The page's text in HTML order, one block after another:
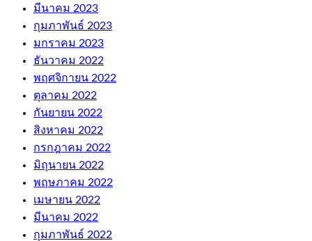
มีนาคม 2023
กุมภาพันธ์ 2023
มกราคม 2023
ธันวาคม 2022
พฤศจิกายน 2022
ตุลาคม 2022
กันยายน 2022
สิงหาคม 2022
กรกฎาคม 2022
มิถุนายน 2022
พฤษภาคม 2022
เมษายน 2022
มีนาคม 2022
กุมภาพันธ์ 2022